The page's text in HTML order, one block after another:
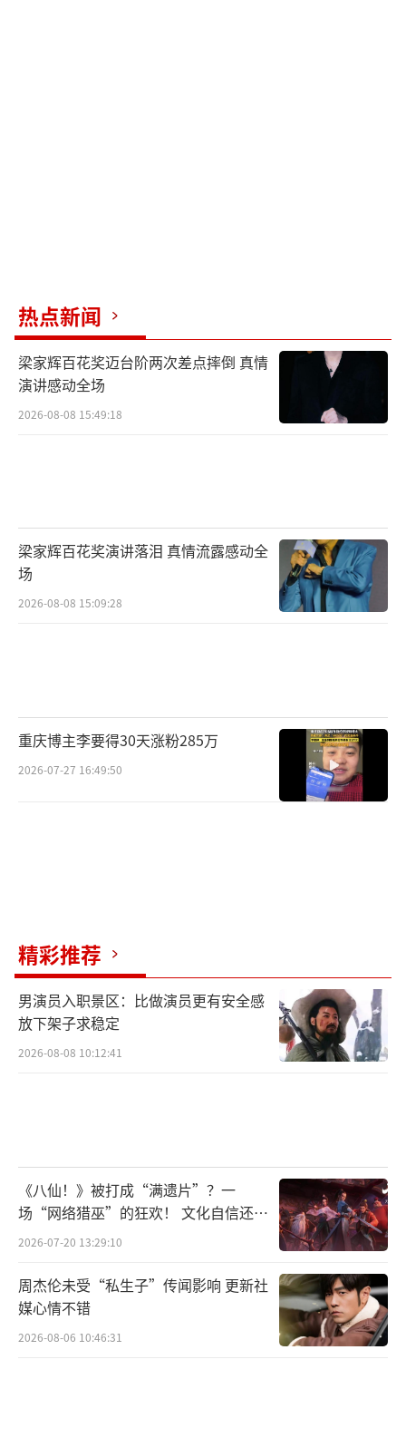
热点新闻
梁家辉百花奖迈台阶两次差点摔倒 真情
演讲感动全场
2026-08-08 15:49:18
梁家辉百花奖演讲落泪 真情流露感动全
场
2026-08-08 15:09:28
重庆博主李要得30天涨粉285万
2026-07-27 16:49:50
精彩推荐
男演员入职景区：比做演员更有安全感
放下架子求稳定
2026-08-08 10:12:41
《八仙！》被打成“满遗片”？一
场“网络猎巫”的狂欢！ 文化自信还是
焦虑？
2026-07-20 13:29:10
周杰伦未受“私生子”传闻影响 更新社
媒心情不错
2026-08-06 10:46:31